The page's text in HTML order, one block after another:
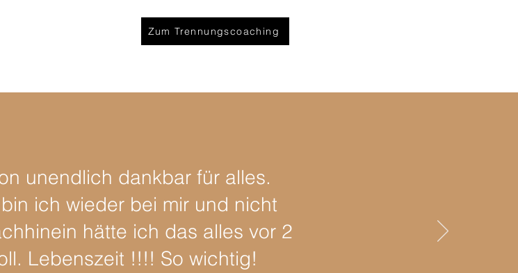
Zum Trennungscoaching
unendlich dankbar für alles.
ich wieder bei mir und nicht
hätte ich das alles vor 2
Lebenszeit !!!! So wichtig!